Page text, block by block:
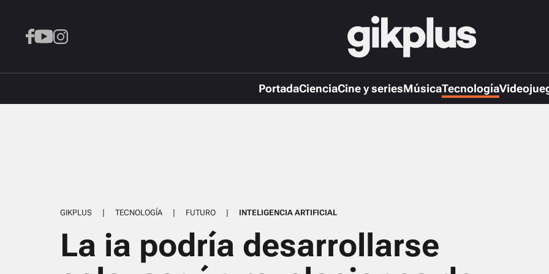
PortadaCienciaCine y seriesMúsicaTecnología
GIKPLUS | TECNOLOGÍA | FUTURO | INTELIGENCIA ARTIFICIAL
La ia podría desarrollarse